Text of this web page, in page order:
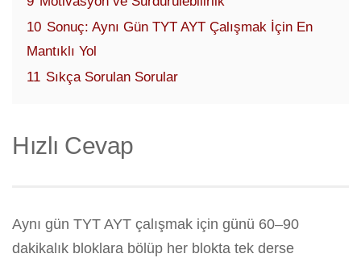
10 Sonuç: Aynı Gün TYT AYT Çalışmak İçin En
Mantıklı Yol
11 Sıkça Sorulan Sorular
Hızlı Cevap
Aynı gün TYT AYT çalışmak için günü 60–90
dakikalık bloklara bölüp her blokta tek derse